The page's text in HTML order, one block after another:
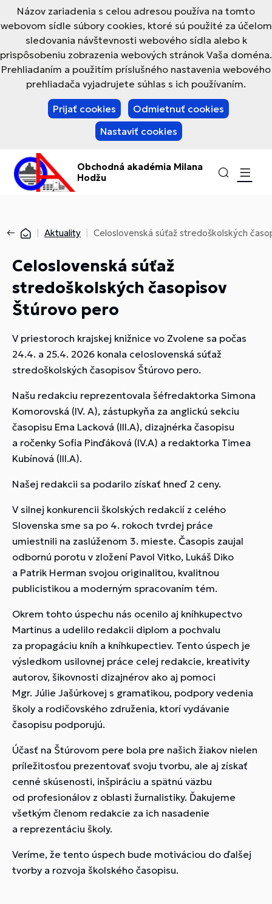
Názov zariadenia s celou adresou používa na tomto
webovom sídle súbory cookies, ktoré sú použité za účelom
sledovania návštevnosti webového sídla alebo k
prispôsobeniu zobrazenia webových stránok Vaša doména.
Prehliadaním a použitím príslušného nastavenia webového
prehliadača vyjadrujete súhlas s ich používaním.
Prijať cookies
Odmietnuť cookies
Nastaviť cookies
Obchodná akadémia Milana
Hodžu
Aktuality Celoslovenská súťaž stredoškolských
Celoslovenská súťaž
stredoškolských časopisov
Štúrovo pero
V priestoroch krajskej knižnice vo Zvolene sa počas
24.4. a 25.4. 2026 konala celoslovenská súťaž
stredoškolských časopisov Štúrovo pero.
Našu redakciu reprezentovala šéfredaktorka Simona
Komorovská (IV. A), zástupkyňa za anglickú sekciu
časopisu Ema Lacková (III.A), dizajnérka časopisu
a ročenky Sofia Pinďáková (IV.A) a redaktorka Timea
Kubínová (III.A).
Našej redakcii sa podarilo získať hneď 2 ceny.
V silnej konkurencii školských redakcií z celého
Slovenska sme sa po 4. rokoch tvrdej práce
umiestnili na zaslúženom 3. mieste. Časopis zaujal
odbornú porotu v zložení Pavol Vitko, Lukáš Diko
a Patrik Herman svojou originalitou, kvalitnou
publicistikou a moderným spracovaním tém.
Okrem tohto úspechu nás ocenilo aj kníhkupectvo
Martinus a udelilo redakcii diplom a pochvalu
za propagáciu kníh a kníhkupectiev. Tento úspech je
výsledkom usilovnej práce celej redakcie, kreativity
autorov, šikovnosti dizajnérov ako aj pomoci
Mgr. Júlie Jašúrkovej s gramatikou, podpory vedenia
školy a rodičovského združenia, ktorí vydávanie
časopisu podporujú.
Účasť na Štúrovom pere bola pre našich žiakov nielen
príležitosťou prezentovať svoju tvorbu, ale aj získať
cenné skúsenosti, inšpiráciu a spätnú väzbu
od profesionálov z oblasti žurnalistiky. Ďakujeme
všetkým členom redakcie za ich nasadenie
a reprezentáciu školy.
Veríme, že tento úspech bude motiváciou do ďalšej
tvorby a rozvoja školského časopisu.